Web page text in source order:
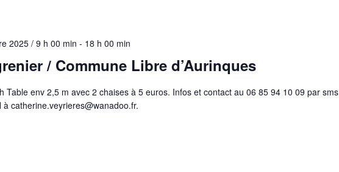
/ Commune Libre d’Aurinques
2025 / 9 h 00 min - 18 h 00 min
Table env 2,5 m avec 2 chaises à 5 euros. Infos et contact au 06 85 94 10 09 par sms
à catherine.veyrieres@wanadoo.fr.